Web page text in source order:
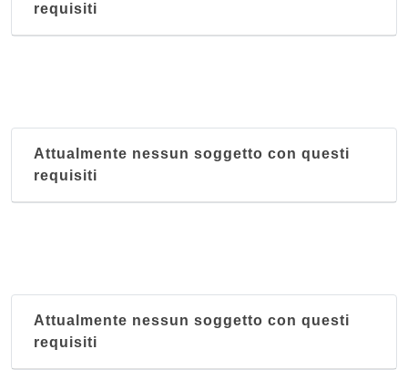
requisiti
Attualmente nessun soggetto con questi
requisiti
Attualmente nessun soggetto con questi
requisiti